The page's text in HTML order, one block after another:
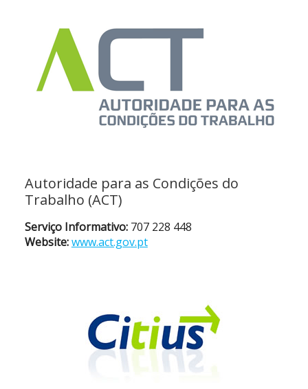
Autoridade para as Condições do
Trabalho (ACT)
Serviço Informativo:707 228 448
Website:www.act.gov.pt